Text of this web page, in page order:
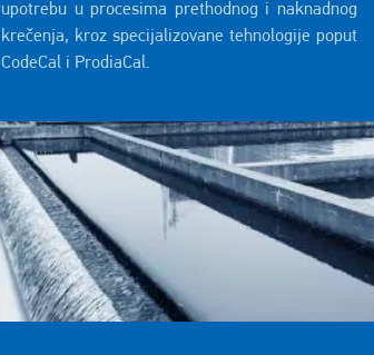
upotrebu u procesima prethodnog i naknadnog
krečenja, kroz specijalizovane tehnologije poput
CodeCal i ProdiaCal.